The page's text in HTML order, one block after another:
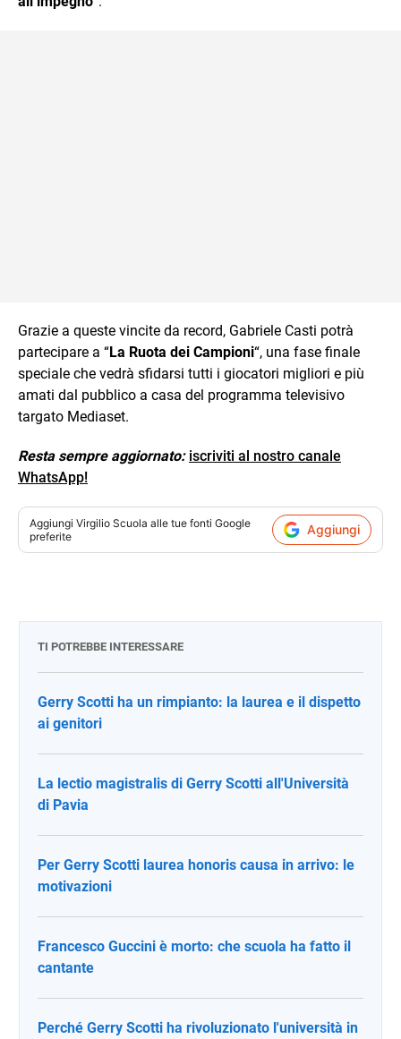
Grazie a queste vincite da record, Gabriele Casti potrà
partecipare a “La Ruota dei Campioni“, una fase finale
speciale che vedrà sfidarsi tutti i giocatori migliori e più
amati dal pubblico a casa del programma televisivo
targato Mediaset.
Resta sempre aggiornato: iscriviti al nostro canale
WhatsApp!
Aggiungi Virgilio Scuola alle tue fonti Google
preferite
Aggiungi
TI POTREBBE INTERESSARE
Gerry Scotti ha un rimpianto: la laurea e il dispetto
ai genitori
La lectio magistralis di Gerry Scotti all'Università
di Pavia
Per Gerry Scotti laurea honoris causa in arrivo: le
motivazioni
Francesco Guccini è morto: che scuola ha fatto il
cantante
Perché Gerry Scotti ha rivoluzionato l'università in